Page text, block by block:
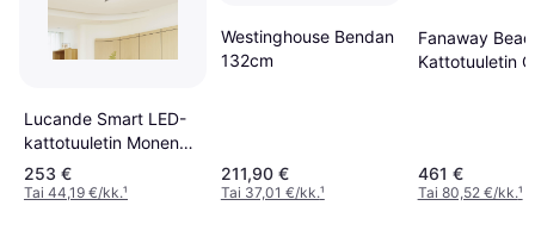
Lucande Smart LED-
kattotuuletin Moneno
Musta DC
253 €
Tai 44,19 €/kk.¹
Westinghouse Bendan
132cm
211,90 €
Tai 37,01 €/kk.¹
Fanaway
Kattotuuletin
461 €
Tai 80,52 €/kk.¹